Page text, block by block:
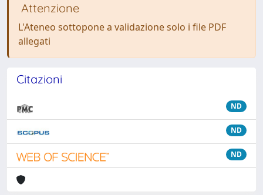
Attenzione
L'Ateneo sottopone a validazione solo i file PDF
allegati
Citazioni
ND
ND
ND